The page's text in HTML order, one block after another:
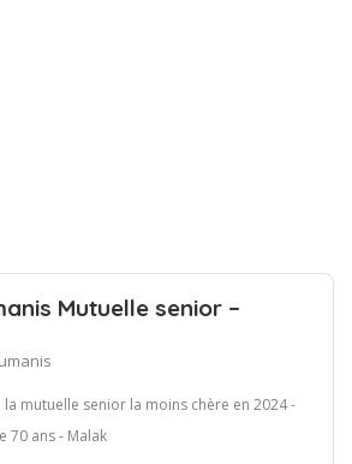
Mutuelle senior –
mutuelle senior la moins chère en 2024 -
70 ans - Malak